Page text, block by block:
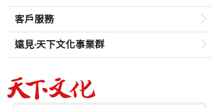
客戶服務
遠見‧天下文化事業群
哈佛商業評論